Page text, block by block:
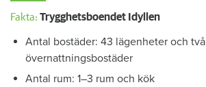
Fakta: Trygghetsboendet Idyllen
Antal bostäder: 43 lägenheter och två
övernattningsbostäder
Antal rum: 1–3 rum och kök